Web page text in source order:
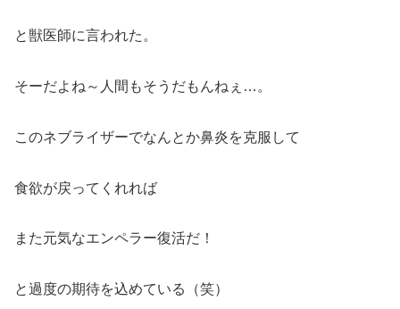
と獣医師に言われた。
そーだよね～人間もそうだもんねぇ…。
このネブライザーでなんとか鼻炎を克服して
食欲が戻ってくれれば
また元気なエンペラー復活だ！
と過度の期待を込めている（笑）